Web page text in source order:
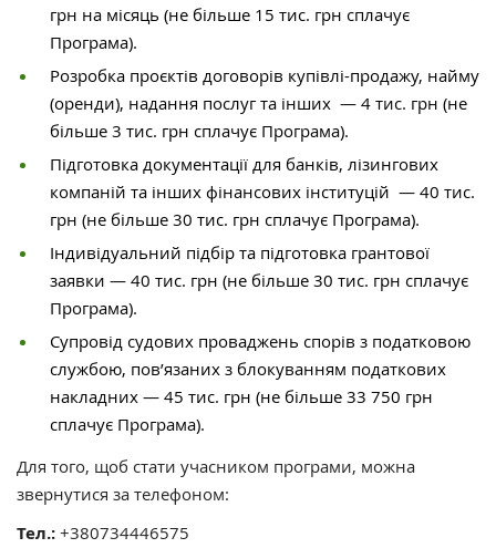
грн на місяць (не більше 15 тис. грн сплачує
Програма).
Розробка проєктів договорів купівлі-продажу, найму
(оренди), надання послуг та інших — 4 тис. грн (не
більше 3 тис. грн сплачує Програма).
Підготовка документації для банків, лізингових
компаній та інших фінансових інституцій — 40 тис.
грн (не більше 30 тис. грн сплачує Програма).
Індивідуальний підбір та підготовка грантової
заявки — 40 тис. грн (не більше 30 тис. грн сплачує
Програма).
Супровід судових проваджень спорів з податковою
службою, пов’язаних з блокуванням податкових
накладних — 45 тис. грн (не більше 33 750 грн
сплачує Програма).
Для того, щоб стати учасником програми, можна
звернутися за телефоном:
Тел.: +380734446575